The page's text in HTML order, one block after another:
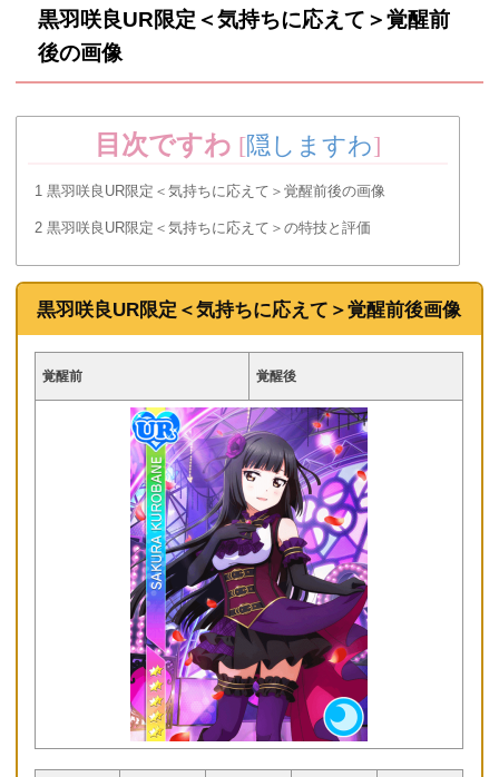
黒羽咲良UR限定＜気持ちに応えて＞覚醒前
後の画像
目次ですわ [隠しますわ]
1 黒羽咲良UR限定＜気持ちに応えて＞覚醒前後の画像
2 黒羽咲良UR限定＜気持ちに応えて＞の特技と評価
黒羽咲良UR限定＜気持ちに応えて＞覚醒前後画像
覚醒前 覚醒後